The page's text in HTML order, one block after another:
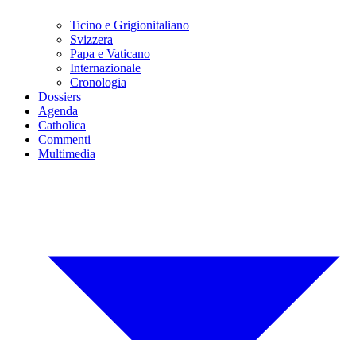
Ticino e Grigionitaliano
Svizzera
Papa e Vaticano
Internazionale
Cronologia
Dossiers
Agenda
Catholica
Commenti
Multimedia